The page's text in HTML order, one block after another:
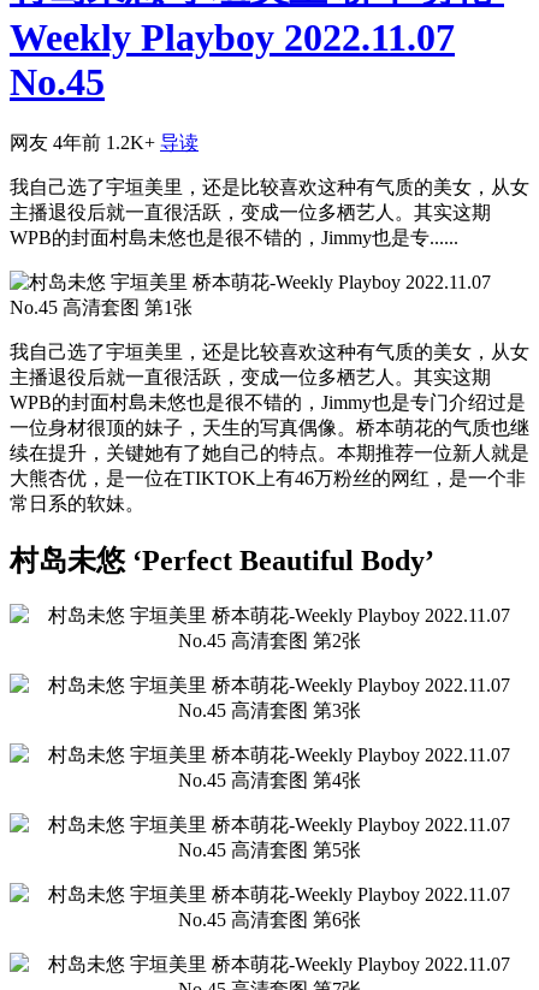
Weekly Playboy 2022.11.07
No.45
网友 4年前 1.2K+ 导读
我自己选了宇垣美里，还是比较喜欢这种有气质的美女，从女
主播退役后就一直很活跃，变成一位多栖艺人。其实这期
WPB的封面村島未悠也是很不错的，Jimmy也是专......
我自己选了宇垣美里，还是比较喜欢这种有气质的美女，从女
主播退役后就一直很活跃，变成一位多栖艺人。其实这期
WPB的封面村島未悠也是很不错的，Jimmy也是专门介绍过是
一位身材很顶的妹子，天生的写真偶像。桥本萌花的气质也继
续在提升，关键她有了她自己的特点。本期推荐一位新人就是
大熊杏优，是一位在TIKTOK上有46万粉丝的网红，是一个非
常日系的软妹。
村岛未悠 ‘Perfect Beautiful Body’